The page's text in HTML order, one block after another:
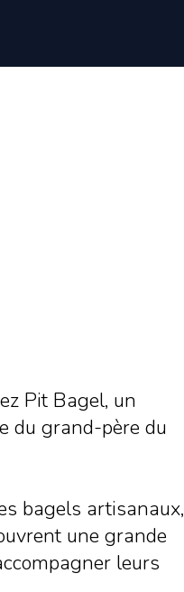
Pit Bagel, un
du grand-père du
bagels artisanaux,
une grande
leurs